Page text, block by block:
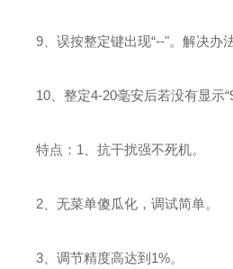
9、误按整定键出现“--"。解决办
10、整定4-20毫安后若没有显示
特点：1、抗干扰强不死机。
2、无菜单傻瓜化，调试简单。
3、调节精度高达到1%。